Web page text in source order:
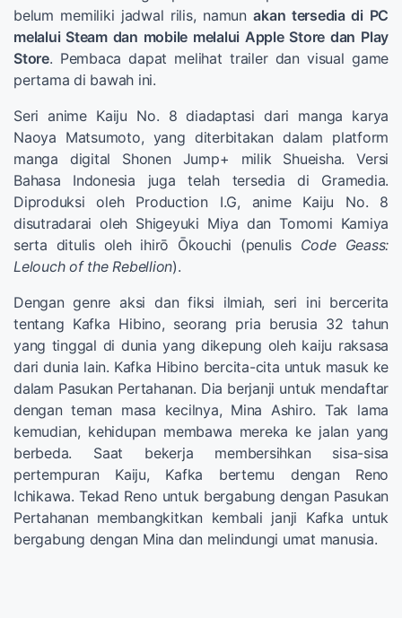
belum memiliki jadwal rilis, namunakan tersedia di PC
melalui Steam dan mobile melalui Apple Store dan Play
Store. Pembaca dapat melihat trailer dan visual game
pertama di bawah ini.
Seri anime Kaiju No. 8 diadaptasi dari manga karya
Naoya Matsumoto, yang diterbitakan dalam platform
manga digital Shonen Jump+ milik Shueisha. Versi
Bahasa Indonesia juga telah tersedia di Gramedia.
Diproduksi oleh Production I.G, anime Kaiju No. 8
disutradarai oleh Shigeyuki Miya dan Tomomi Kamiya
serta ditulis oleh ihirō Ōkouchi (penulisCode Geass:
Lelouch of the Rebellion).
Dengan genre aksi dan fiksi ilmiah, seri ini bercerita
tentang Kafka Hibino, seorang pria berusia 32 tahun
yang tinggal di dunia yang dikepung oleh kaiju raksasa
dari dunia lain. Kafka Hibino bercita-cita untuk masuk ke
dalam Pasukan Pertahanan. Dia berjanji untuk mendaftar
dengan teman masa kecilnya, Mina Ashiro. Tak lama
kemudian, kehidupan membawa mereka ke jalan yang
berbeda. Saat bekerja membersihkan sisa-sisa
pertempuran Kaiju, Kafka bertemu dengan Reno
Ichikawa. Tekad Reno untuk bergabung dengan Pasukan
Pertahanan membangkitkan kembali janji Kafka untuk
bergabung dengan Mina dan melindungi umat manusia.